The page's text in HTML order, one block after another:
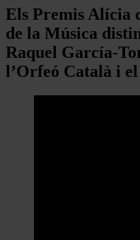
Els Premis Alícia
de la Música
Raquel García-
l’Orfeó Català i